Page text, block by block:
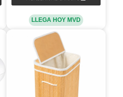
LLEGA HOY MVD